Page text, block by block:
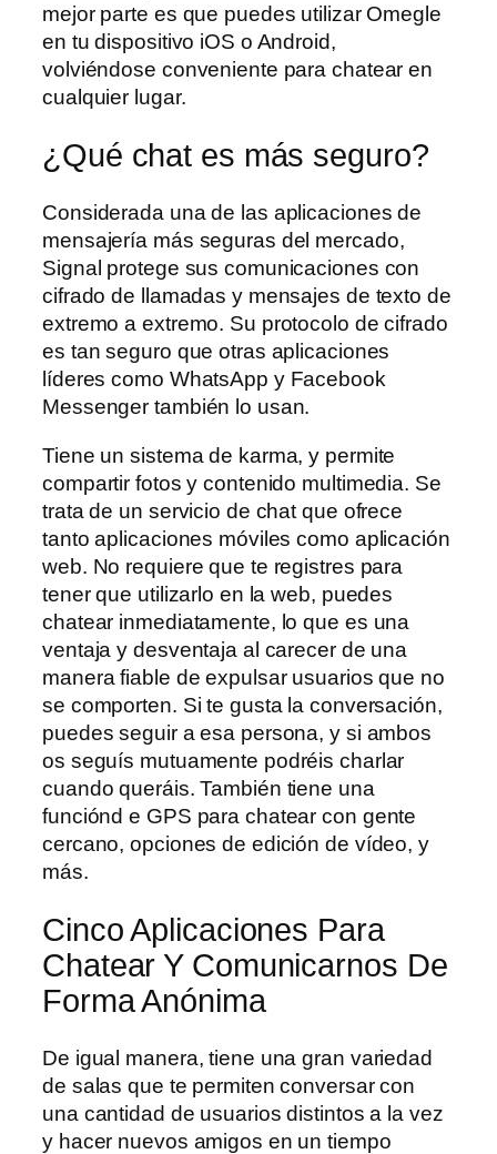
mejor parte es que puedes utilizar Omegle
en tu dispositivo iOS o Android,
volviéndose conveniente para chatear en
cualquier lugar.
¿Qué chat es más seguro?
Considerada una de las aplicaciones de
mensajería más seguras del mercado,
Signal protege sus comunicaciones con
cifrado de llamadas y mensajes de texto de
extremo a extremo. Su protocolo de cifrado
es tan seguro que otras aplicaciones
líderes como WhatsApp y Facebook
Messenger también lo usan.
Tiene un sistema de karma, y permite
compartir fotos y contenido multimedia. Se
trata de un servicio de chat que ofrece
tanto aplicaciones móviles como aplicación
web. No requiere que te registres para
tener que utilizarlo en la web, puedes
chatear inmediatamente, lo que es una
ventaja y desventaja al carecer de una
manera fiable de expulsar usuarios que no
se comporten. Si te gusta la conversación,
puedes seguir a esa persona, y si ambos
os seguís mutuamente podréis charlar
cuando queráis. También tiene una
funciónd e GPS para chatear con gente
cercano, opciones de edición de vídeo, y
más.
Cinco Aplicaciones Para
Chatear Y Comunicarnos De
Forma Anónima
De igual manera, tiene una gran variedad
de salas que te permiten conversar con
una cantidad de usuarios distintos a la vez
y hacer nuevos amigos en un tiempo